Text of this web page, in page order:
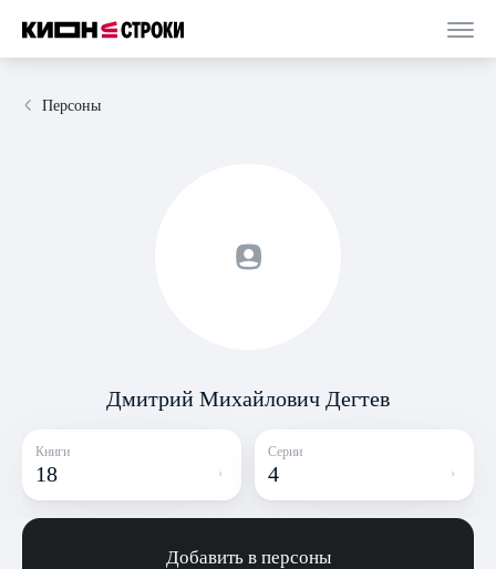
Персоны
Дмитрий Михайлович Дегтев
Книги
18
Серии
4
Добавить в персоны